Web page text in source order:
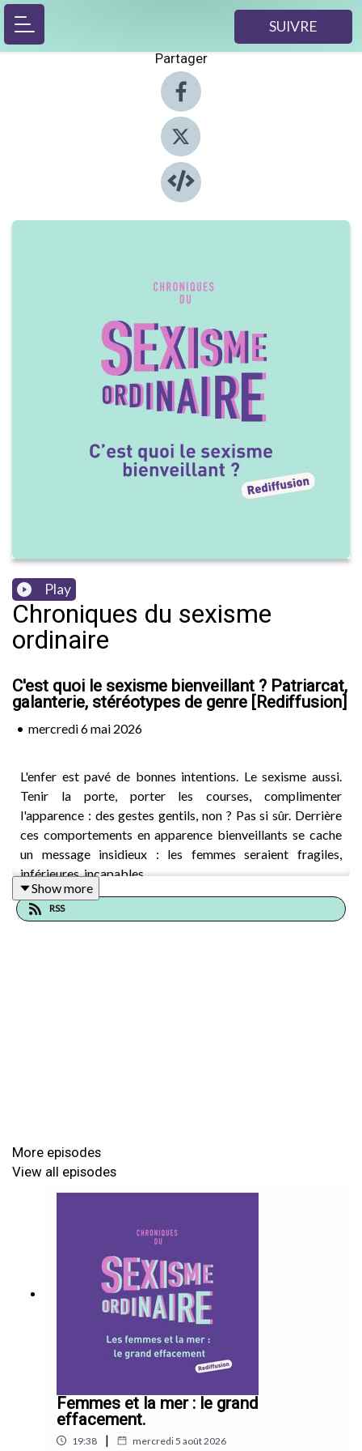
SUIVRE
Partager
Play
Chroniques du sexisme
ordinaire
C'est quoi le sexisme bienveillant ? Patriarcat,
galanterie, stéréotypes de genre [Rediffusion]
• mercredi 6 mai 2026
L'enfer est pavé de bonnes intentions. Le sexisme aussi.
Tenir la porte, porter les courses, complimenter
l'apparence : des gestes gentils, non ? Pas si sûr. Derrière
ces comportements en apparence bienveillants se cache
un message insidieux : les femmes seraient fragiles,
inférieures, incapables.
Les Chroniques du sexisme ordinaire sont un podcast de
pédagogie, humour et zéro culpabilité.
Pour aller plus loin :
👉 Retrouve les Chroniques du Sexisme Ordinaire sur
Instagram et abonne-toi à la newsletter.
https://chroniquesdusexismeordinaire.com/
Show more
RSS
More episodes
View all episodes
Femmes et la mer : le grand
effacement.
19:38 | mercredi 5 août 2026